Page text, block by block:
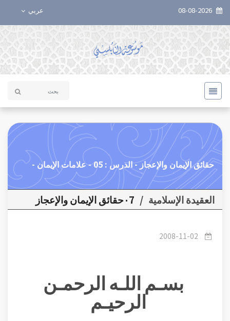
عربي
حقائق الإيمان والإعجاز - الدرس : 05 - علامات الإيمان -
النحل
العقيدة الإسلامية / ٠7حقائق الإيمان والإعجاز
2008-11-02
بسـم اللـه الرحمـن
الرحيـم